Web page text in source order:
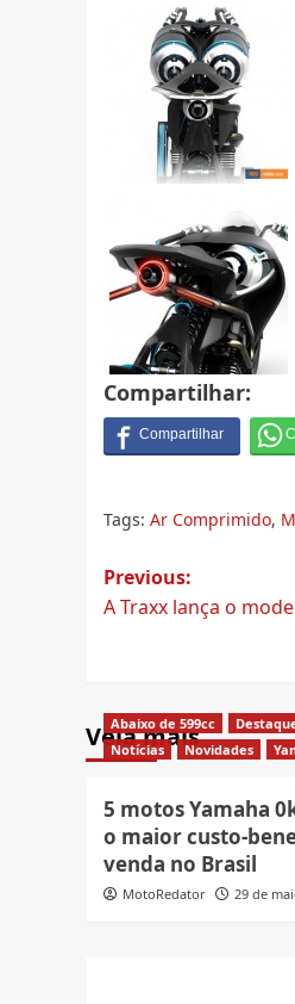
Compartilhar:
Tags: Ar Comprimido,
Post
navigation
Previous:
A Traxx lança o
Veja mais
Abaixo de 599cc
Notícias
Novidades
5 motos Yamaha
o maior custo-
venda no Brasil
MotoRedator 29 de